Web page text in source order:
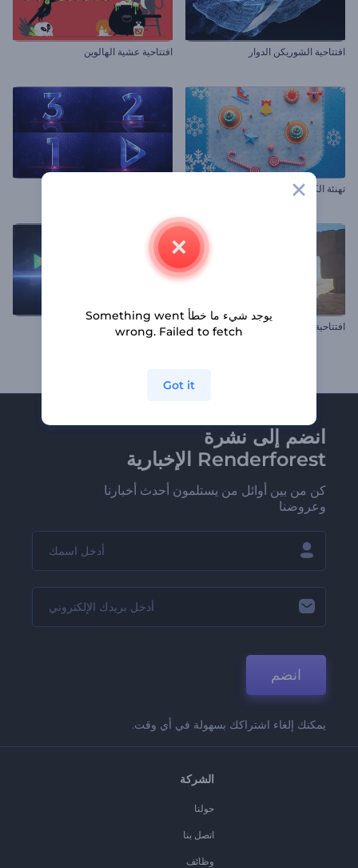
افتتاحية الشوريكن الدوار افتتاحية عشية الهالوين
تهنئة الكريسماس بلعبة الكرة والدبابيس
افتتاحية شعار الصحراء إظهار شعار الصورة المجسمة
انضم إلى نشرة
Renderforest الإخبارية
كن من بين أوائل من يستلمون أحدث أخبارنا
وعروضنا
انضم
يمكنك إلغاء اشتراكك بسهولة في أي وقت.
الشركة
حولنا
اتصل بنا
وظائف
يوجد شيء ما خطأ Something went
wrong. Failed to fetch
Got it